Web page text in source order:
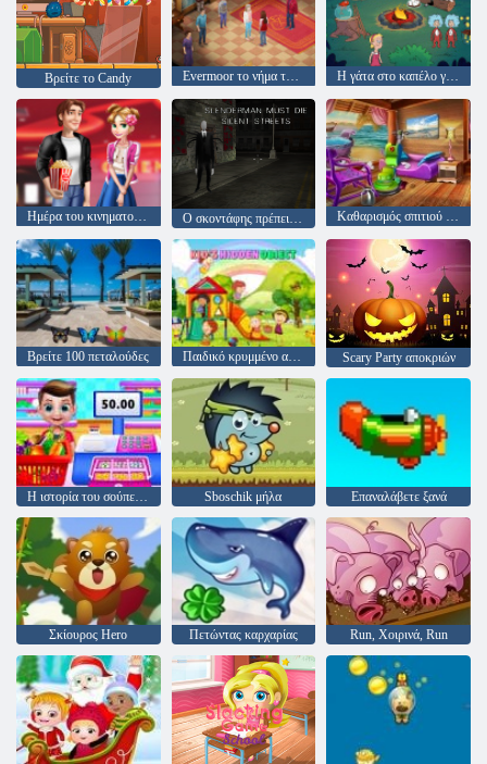
Βρείτε το Candy Evermoor το νήμα της μοίρας Η γάτα στο καπέλο γνωρίζει πολλά γι 'αυτό! ώρα στρατόπεδο
Ημέρα του κινηματογράφου του Αγίου Βαλεντίνου Καθαρισμός σπιτιού στην παραλία
Βρείτε 100 πεταλούδες Παιδικό κρυμμένο αντικείμενο Scary Party αποκριών
Η ιστορία του σούπερ μάρκετ μου Sboschik μήλα Επαναλάβετε ξανά
Σκίουρος Hero Πετώντας καρχαρίας Run, Χοιρινά, Run